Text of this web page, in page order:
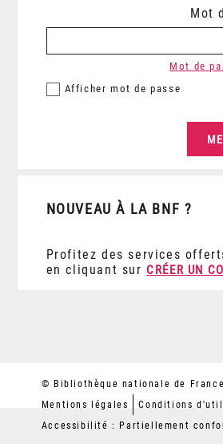
Mot
Afficher mot de passe
Mot de
NOUVEAU À LA BNF ?
Profitez des services
en cliquant sur CRÉER UN
© Bibliothèque nationale de
Mentions légales
Conditions
Accessibilité : Partiellement